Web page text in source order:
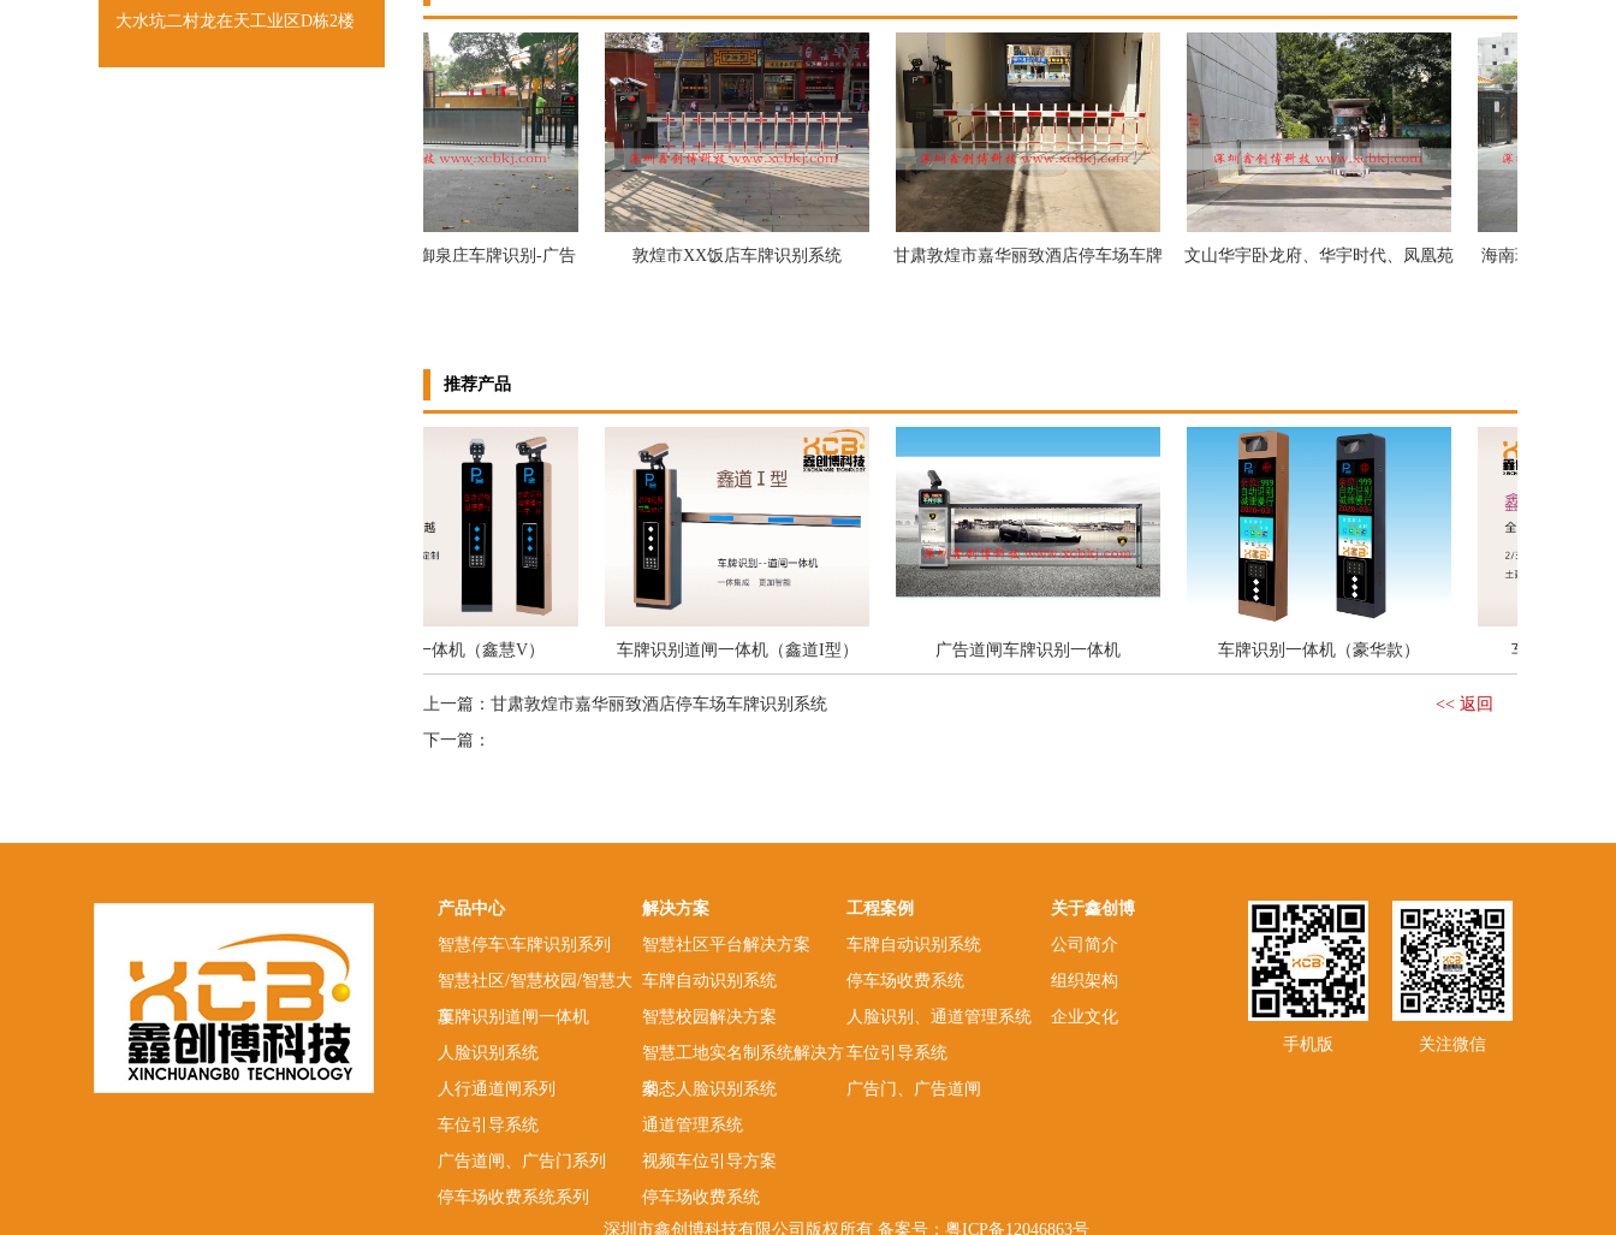
海南琼海官塘御泉庄车牌识别-广告 敦煌市XX饭店车牌识别系统 甘肃敦煌市嘉华丽致酒店停车场车牌 文山华宇卧龙府、华宇时代、凤凰苑 海南琼海官塘御泉庄
推荐产品
车牌识别一体机（鑫慧V） 车牌识别道闸一体机（鑫道I型） 广告道闸车牌识别一体机 车牌识别一体机（豪华款） 车牌识别一体机
上一篇： 甘肃敦煌市嘉华丽致酒店停车场车牌识别系统
下一篇：
<< 返回
大水坑二村龙在天工业区D栋2楼
产品中心
智慧停车\车牌识别系列
智慧社区/智慧校园/智慧大
厦
车牌识别道闸一体机
人脸识别系统
人行通道闸系列
车位引导系统
广告道闸、广告门系列
停车场收费系统系列
解决方案
智慧社区平台解决方案
车牌自动识别系统
智慧校园解决方案
智慧工地实名制系统解决方
案
动态人脸识别系统
通道管理系统
视频车位引导方案
停车场收费系统
工程案例
车牌自动识别系统
停车场收费系统
人脸识别、通道管理系统
车位引导系统
广告门、广告道闸
关于鑫创博
公司简介
组织架构
企业文化
手机版
关注微信
深圳市鑫创博科技有限公司版权所有 备案号： 粤ICP备12046863号